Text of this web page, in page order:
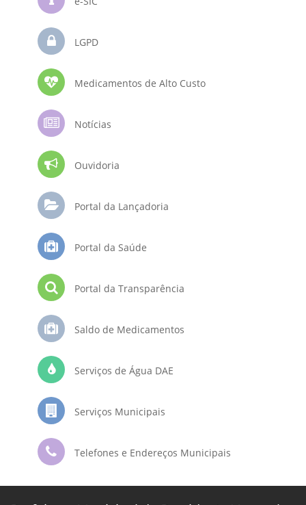
LGPD
Medicamentos de Alto Custo
Notícias
Ouvidoria
Portal da Lançadoria
Portal da Saúde
Portal da Transparência
Saldo de Medicamentos
Serviços de Água DAE
Serviços Municipais
Telefones e Endereços Municipais